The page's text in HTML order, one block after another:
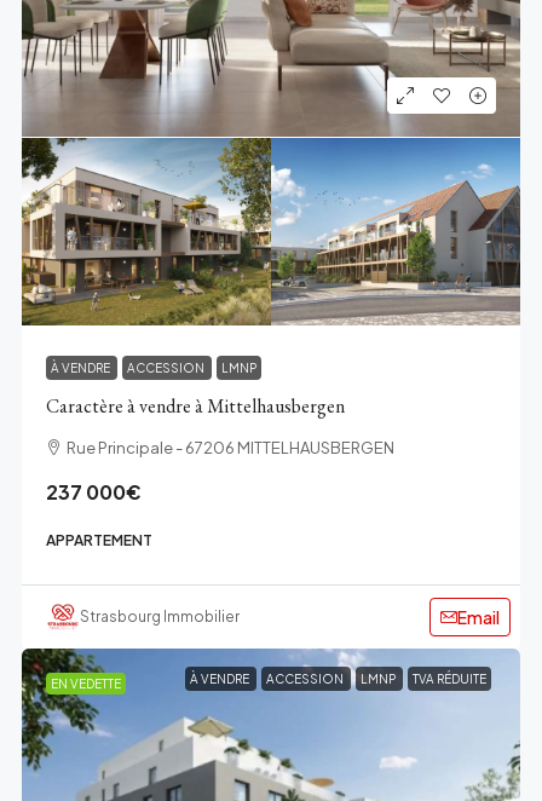
À VENDRE ACCESSION LMNP
Caractère à vendre à Mittelhausbergen
Rue Principale - 67206 MITTELHAUSBERGEN
237 000€
APPARTEMENT
Strasbourg Immobilier Email
EN VEDETTE À VENDRE ACCESSION LMNP TVA RÉDUITE